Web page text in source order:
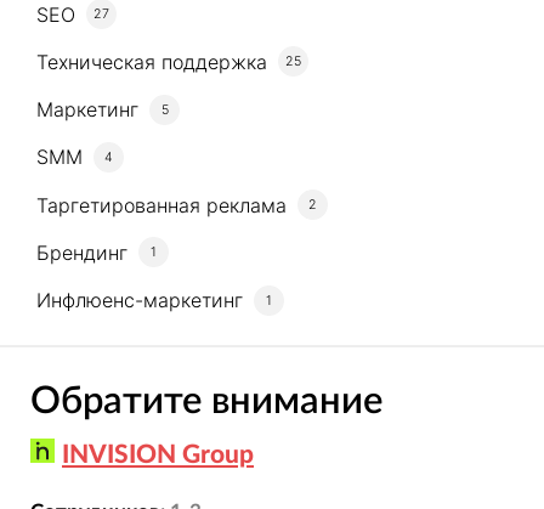
SEO 27
Техническая поддержка 25
Маркетинг 5
SMM 4
Таргетированная реклама 2
Брендинг 1
Инфлюенс-маркетинг 1
Обратите внимание
INVISION Group